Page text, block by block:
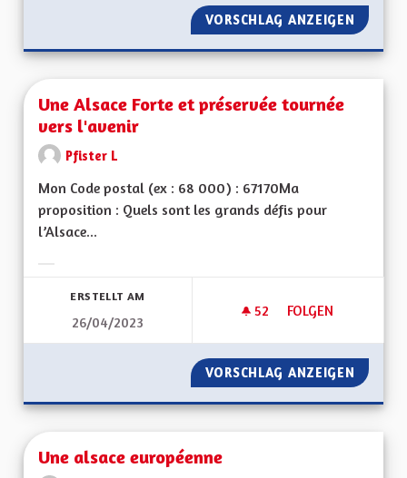
VORSCHLAG ANZEIGEN UNE
Une Alsace Forte et préservée tournée
vers l'avenir
Pfister L
Mon Code postal (ex : 68 000) : 67170Ma
proposition : Quels sont les grands défis pour
l’Alsace...
ERSTELLT AM
26/04/2023
52 52 FOLLOWER
FOLGEN
UNE ALSACE
VORSCHLAG ANZEIGEN UNE
Une alsace européenne